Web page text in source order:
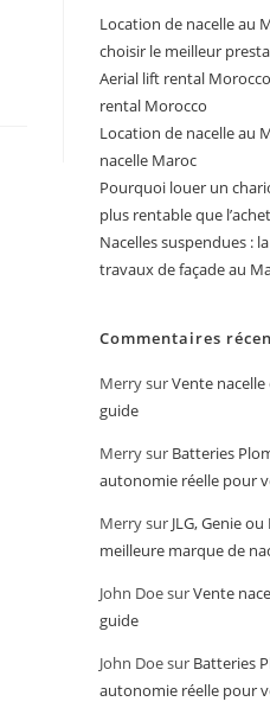
Location de nacelle au
choisir le meilleur
Aerial lift rental
rental Morocco
Location de nacelle au
nacelle Maroc
Pourquoi louer un
plus rentable que
Nacelles suspendues :
travaux de façade au
Commentaires
MerrysurVente
guide
Merrysur Batteries
autonomie réelle pour
Merrysur JLG, Genie
meilleure marque de
John DoesurVente
guide
John Doesur Batteries
autonomie réelle pour